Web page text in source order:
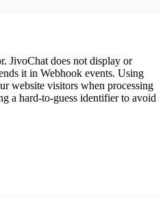
JivoChat does not display or
it in Webhook events. Using
website visitors when processing
a hard-to-guess identifier to avoid